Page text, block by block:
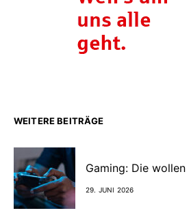
WEITERE BEITRÄGE
Gaming: Die
29. JUNI 2026